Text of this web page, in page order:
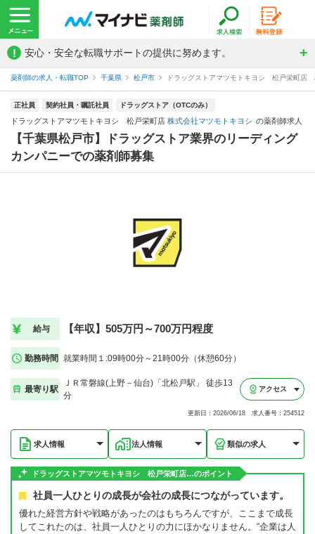
! 安心・安全な転職サポートの提供に努めます。
薬剤師の求人・転職TOP 千葉県 松戸市 ドラッグストアマツモトキヨシ 松戸栄町店
正社員 契約社員・嘱託社員 ドラッグストア（OTCのみ）
ドラッグストアマツモトキヨシ 松戸栄町店 株式会社マツモトキヨシ の薬剤師求人
【千葉県松戸市】ドラッグストア業界のリーディング
カンパニーでの薬剤師募集
給与 【年収】505万円～700万円程度
勤務時間 就業時間１:09時00分～21時00分（休憩60分）
最寄り駅
ＪＲ常磐線(上野－仙台)「北松戸駅」 徒歩13
分
アクセス
更新日：2026/06/18 求人番号：254512
求人情報 法人情報 類似の求人
ドラッグストアマツモトキヨシ 松戸栄町店…のポイント
社員一人ひとりの成長が会社の成長につながっています。
優れた経営方針や戦略があったのはもちろんですが、ここまで成長
してこれたのは、社員一人ひとりの力にほかなりません。“企業は人